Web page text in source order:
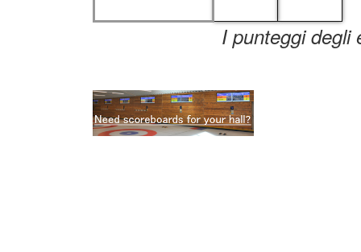
I punteggi degli